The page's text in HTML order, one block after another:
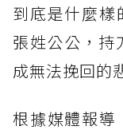
到底是什麼樣
張姓公公，持
成無法挽回的
根據媒體報導